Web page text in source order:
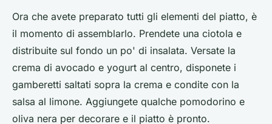
Ora che avete preparato tutti gli elementi del piatto, è
il momento di assemblarlo. Prendete una ciotola e
distribuite sul fondo un po' di insalata. Versate la
crema di avocado e yogurt al centro, disponete i
gamberetti saltati sopra la crema e condite con la
salsa al limone. Aggiungete qualche pomodorino e
oliva nera per decorare e il piatto è pronto.